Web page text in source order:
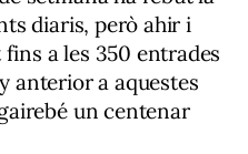
diaris, però ahir i
a les 350 entrades
anterior a aquestes
un centenar